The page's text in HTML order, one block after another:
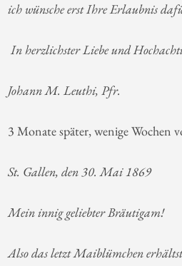
ich wünsche erst Ihre Erlaubnis
In herzlichster Liebe und
Johann M. Leuthi, Pfr.
3 Monate später, wenige Wochen
St. Gallen, den 30. Mai 1869
Mein innig geliebter Bräutigam!
Also das letzt Maiblümchen